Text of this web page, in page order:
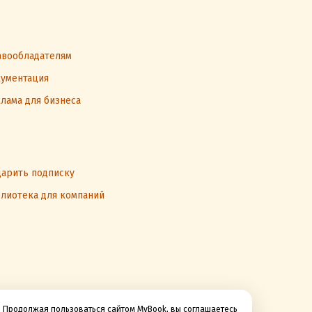
Продолжая пользоваться сайтом MyBook, вы соглашаетесь
для бизнеса
подписку
для компаний